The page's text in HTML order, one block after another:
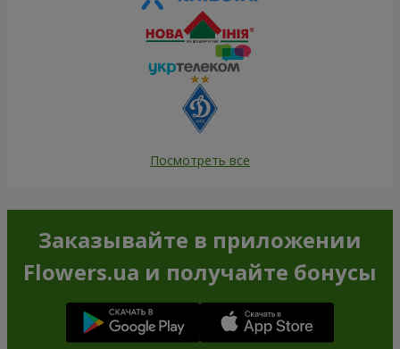
Посмотреть все
Заказывайте в приложении
Flowers.ua и получайте бонусы